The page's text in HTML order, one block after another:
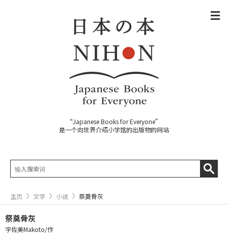
“Japanese Books for Everyone”
是一个向世界介绍小学馆的出版物的网站
主页 文学 小说 祭奠骨灰
祭奠骨灰
宇佐美Makoto/作